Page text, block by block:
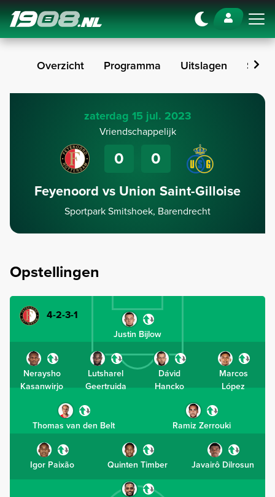
Navigation
Overzicht Programma Uitslagen Stand
zaterdag 15 jul. 2023
Vriendschappelijk
0 0
Feyenoord vs Union Saint-Gilloise
Sportpark Smitshoek, Barendrecht
Opstellingen
4-2-3-1
Justin Bijlow
Neraysho
Kasanwirjo
Lutsharel
Geertruida
Dávid
Hancko
Marcos
López
Thomas van den Belt Ramiz Zerrouki
Igor Paixão Quinten Timber Javairô Dilrosun